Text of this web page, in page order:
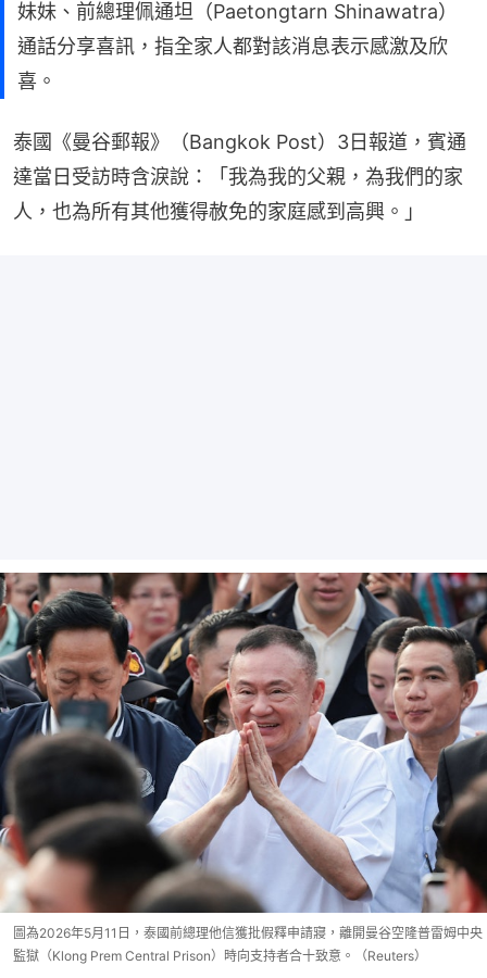
妹妹、前總理佩通坦（Paetongtarn Shinawatra）
通話分享喜訊，指全家人都對該消息表示感激及欣
喜。
泰國《曼谷郵報》（Bangkok Post）3日報道，賓通
達當日受訪時含淚說：「我為我的父親，為我們的家
人，也為所有其他獲得赦免的家庭感到高興。」
圖為2026年5月11日，泰國前總理他信獲批假釋申請寢，離開曼谷空隆普雷姆中央
監獄（Klong Prem Central Prison）時向支持者合十致意。（Reuters）